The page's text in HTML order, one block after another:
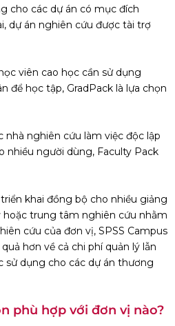
cho các dự án có mục đích
dự án nghiên cứu được tài trợ
viên cao học cần sử dụng
để học tập, GradPack là lựa chọn
nhà nghiên cứu làm việc độc lập
nhiều người dùng, Faculty Pack
khai đồng bộ cho nhiều giảng
hoặc trung tâm nghiên cứu nhằm
cứu của đơn vị, SPSS Campus
hơn về cả chi phí quản lý lẫn
sử dụng cho các dự án thương
phù hợp với đơn vị nào?